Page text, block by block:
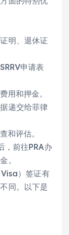
明、退休证
申请表
用和押金。
递交给菲律
和评估。
，前往PRA办
。
）签证有
同。以下是